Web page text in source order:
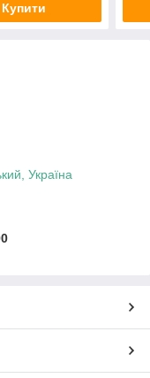
Купити
Україна